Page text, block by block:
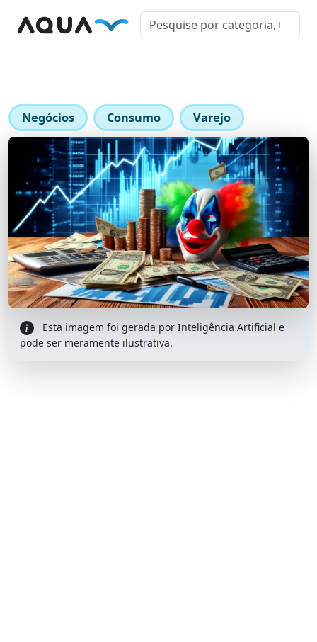
Negócios Consumo Varejo
Esta imagem foi gerada por Inteligência Artificial e
pode ser meramente ilustrativa.